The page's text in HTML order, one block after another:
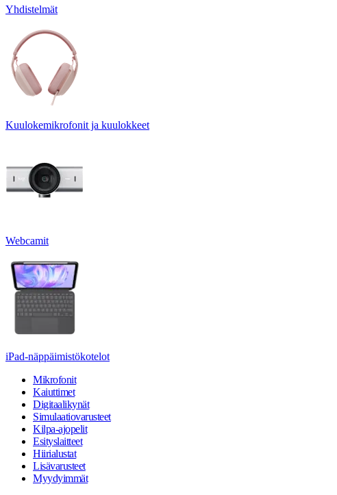
Yhdistelmät
Kuulokemikrofonit ja kuulokkeet
Webcamit
iPad-näppäimistökotelot
Mikrofonit
Kaiuttimet
Digitaalikynät
Simulaatiovarusteet
Kilpa-ajopelit
Esityslaitteet
Hiirialustat
Lisävarusteet
Myydyimmät